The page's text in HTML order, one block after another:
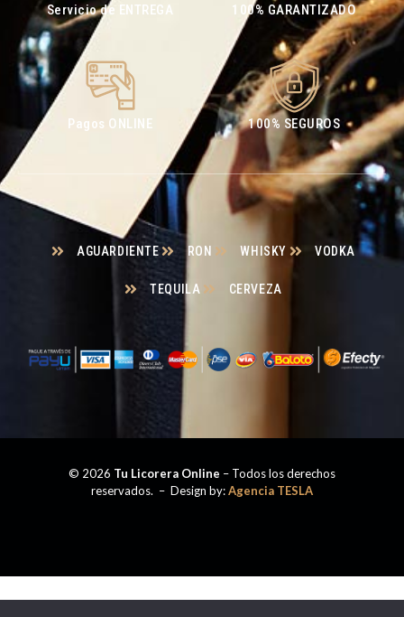
Servicio de ENTREGA 100% GARANTIZADO
Pagos ONLINE 100% SEGUROS
AGUARDIENTE RON WHISKY VODKA
TEQUILA CERVEZA
© 2026 Tu Licorera Online – Todos los derechos
reservados. – Design by:Agencia TESLA